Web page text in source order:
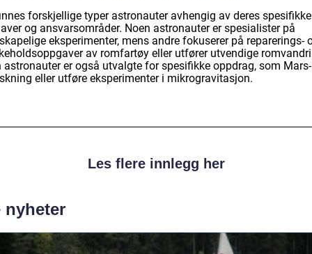
forskjellige typer astronauter avhengig av deres spesifikke
og ansvarsområder. Noen astronauter er spesialister på
eksperimenter, mens andre fokuserer på reparerings-
av romfartøy eller utfører utvendige
astronauter er også utvalgte for spesifikke oppdrag, som Mars-
eller utføre eksperimenter i mikrogravitasjon.
Les flere innlegg her
nyheter